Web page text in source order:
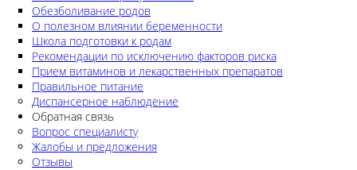
Обезболивание родов
О полезном влиянии беременности
Школа подготовки к родам
Рекомендации по исключению факторов риска
Прием витаминов и лекарственных препаратов
Правильное питание
Диспансерное наблюдение
Обратная связь
Вопрос специалисту
Жалобы и предложения
Отзывы